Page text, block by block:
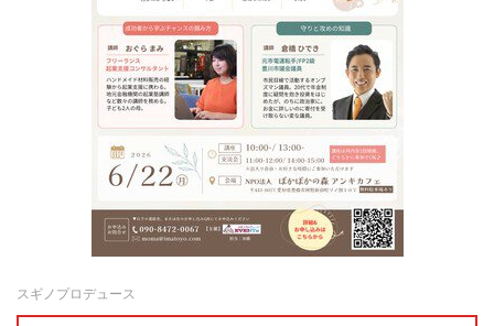
スギノプロデュース